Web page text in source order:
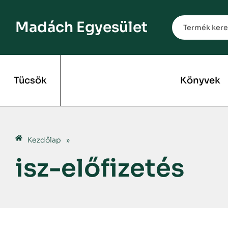
Madách Egyesület
Tücsök Könyvek
Kezdőlap »
isz-előfizetés